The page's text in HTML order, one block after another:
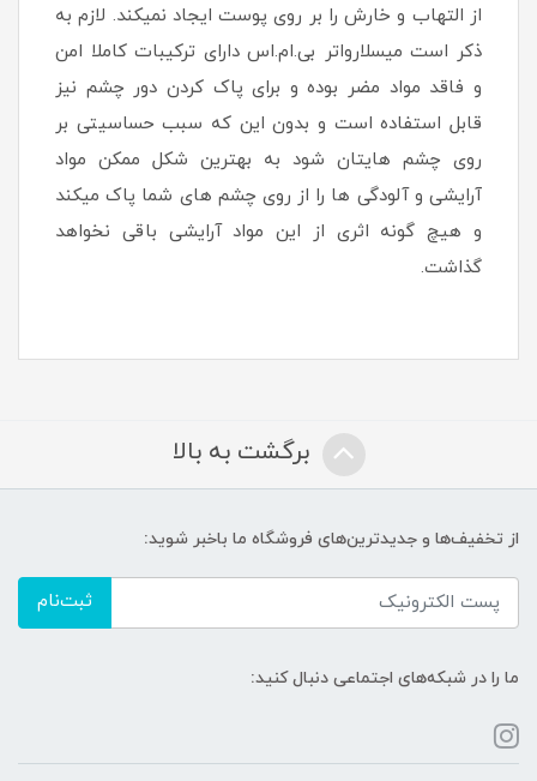
از التهاب و خارش را بر روی پوست ایجاد نمیکند. لازم به
ذکر است میسلارواتر بی.ام.اس دارای ترکیبات کاملا امن
و فاقد مواد مضر بوده و برای پاک کردن دور چشم نیز
قابل استفاده است و بدون این که سبب حساسیتی بر
روی چشم هایتان شود به بهترین شکل ممکن مواد
آرایشی و آلودگی ها را از روی چشم های شما پاک میکند
و هیچ گونه اثری از این مواد آرایشی باقی نخواهد
گذاشت.
برگشت به بالا
از تخفیف‌ها و جدیدترین‌های فروشگاه ما باخبر شوید:
ثبت‌نام
ما را در شبکه‌های اجتماعی دنبال کنید: